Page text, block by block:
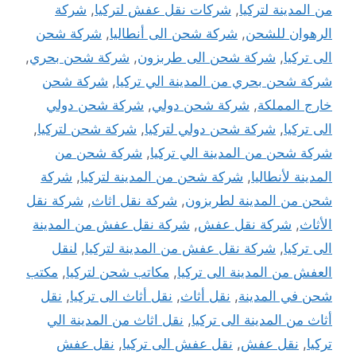
من المدينة لتركيا, شركات نقل عفش لتركيا, شركة
الرهوان للشحن, شركة شحن الى أنطاليا, شركة شحن
الى تركيا, شركة شحن الى طربزون, شركة شحن بحري,
شركة شحن بحري من المدينة الي تركيا, شركة شحن
خارج المملكة, شركة شحن دولي, شركة شحن دولي
الى تركيا, شركة شحن دولي لتركيا, شركة شحن لتركيا,
شركة شحن من المدينة الي تركيا, شركة شحن من
المدينة لأنطاليا, شركة شحن من المدينة لتركيا, شركة
شحن من المدينة لطربزون, شركة نقل اثاث, شركة نقل
الأثاث, شركة نقل عفش, شركة نقل عفش من المدينة
الى تركيا, شركة نقل عفش من المدينة لتركيا, لنقل
العفش من المدينة الى تركيا, مكاتب شحن لتركيا, مكتب
شحن في المدينة, نقل أثاث, نقل أثاث الى تركيا, نقل
أثاث من المدينة الى تركيا, نقل اثاث من المدينة الي
تركيا, نقل عفش, نقل عفش الى تركيا, نقل عفش